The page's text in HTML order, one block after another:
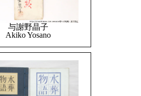
与謝野晶子
Akiko Yosano